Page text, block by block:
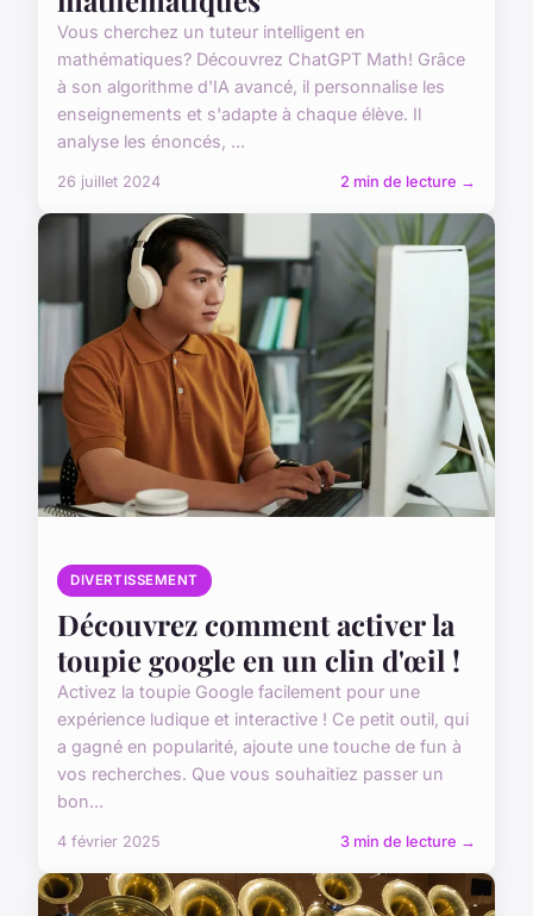
Vous cherchez un tuteur intelligent en
mathématiques? Découvrez ChatGPT Math! Grâce
à son algorithme d'IA avancé, il personnalise les
enseignements et s'adapte à chaque élève. Il
analyse les énoncés, ...
26 juillet 2024 2 min de lecture →
DIVERTISSEMENT
Découvrez comment activer la
toupie google en un clin d'œil !
Activez la toupie Google facilement pour une
expérience ludique et interactive ! Ce petit outil, qui
a gagné en popularité, ajoute une touche de fun à
vos recherches. Que vous souhaitiez passer un
bon...
4 février 2025 3 min de lecture →